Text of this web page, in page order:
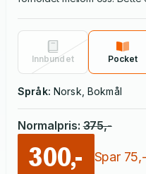
en bok om naturens
møte med den. Det er
dinosaurer.
Innbundet Pocket
Språk: Norsk, Bokmål
Normalpris: 375,-
300,- Spar 75,-